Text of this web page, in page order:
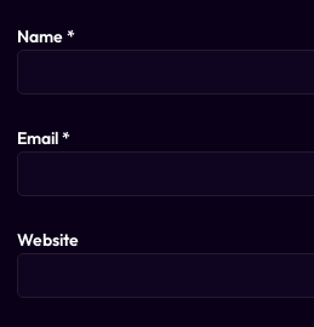
Name*
Email*
Website